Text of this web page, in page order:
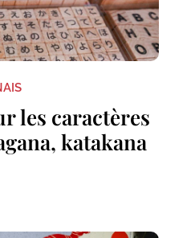
les caractères
katakana